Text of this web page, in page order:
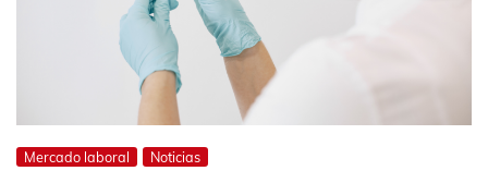
Mercado laboral Noticias